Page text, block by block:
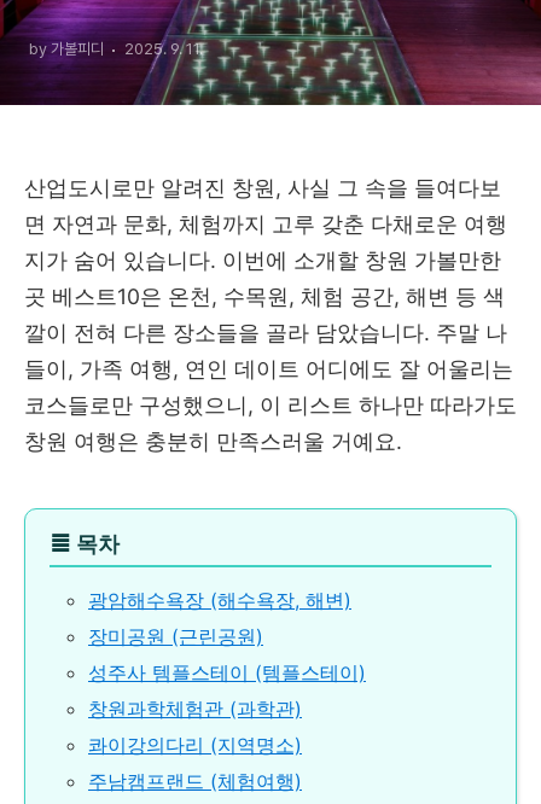
by 가볼피디 2025. 9. 11.
산업도시로만 알려진 창원, 사실 그 속을 들여다보
면 자연과 문화, 체험까지 고루 갖춘 다채로운 여행
지가 숨어 있습니다. 이번에 소개할 창원 가볼만한
곳 베스트10은 온천, 수목원, 체험 공간, 해변 등 색
깔이 전혀 다른 장소들을 골라 담았습니다. 주말 나
들이, 가족 여행, 연인 데이트 어디에도 잘 어울리는
코스들로만 구성했으니, 이 리스트 하나만 따라가도
창원 여행은 충분히 만족스러울 거예요.
≣ 목차
광암해수욕장 (해수욕장, 해변)
장미공원 (근린공원)
성주사 템플스테이 (템플스테이)
창원과학체험관 (과학관)
콰이강의다리 (지역명소)
주남캠프랜드 (체험여행)